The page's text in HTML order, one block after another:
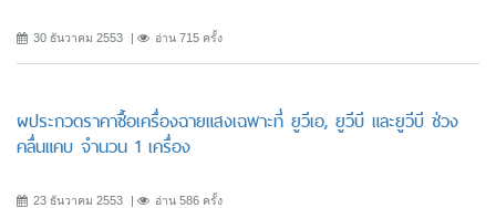
30 ธันวาคม 2553 อ่าน 715 ครั้ง
ผประกวดราคาซื้อเครื่องฉายแสงเฉพาะที่ ยูวีเอ, ยูวีบี และยูวีบี ช่วง
คลื่นแคบ จำนวน 1 เครื่อง
23 ธันวาคม 2553 อ่าน 586 ครั้ง